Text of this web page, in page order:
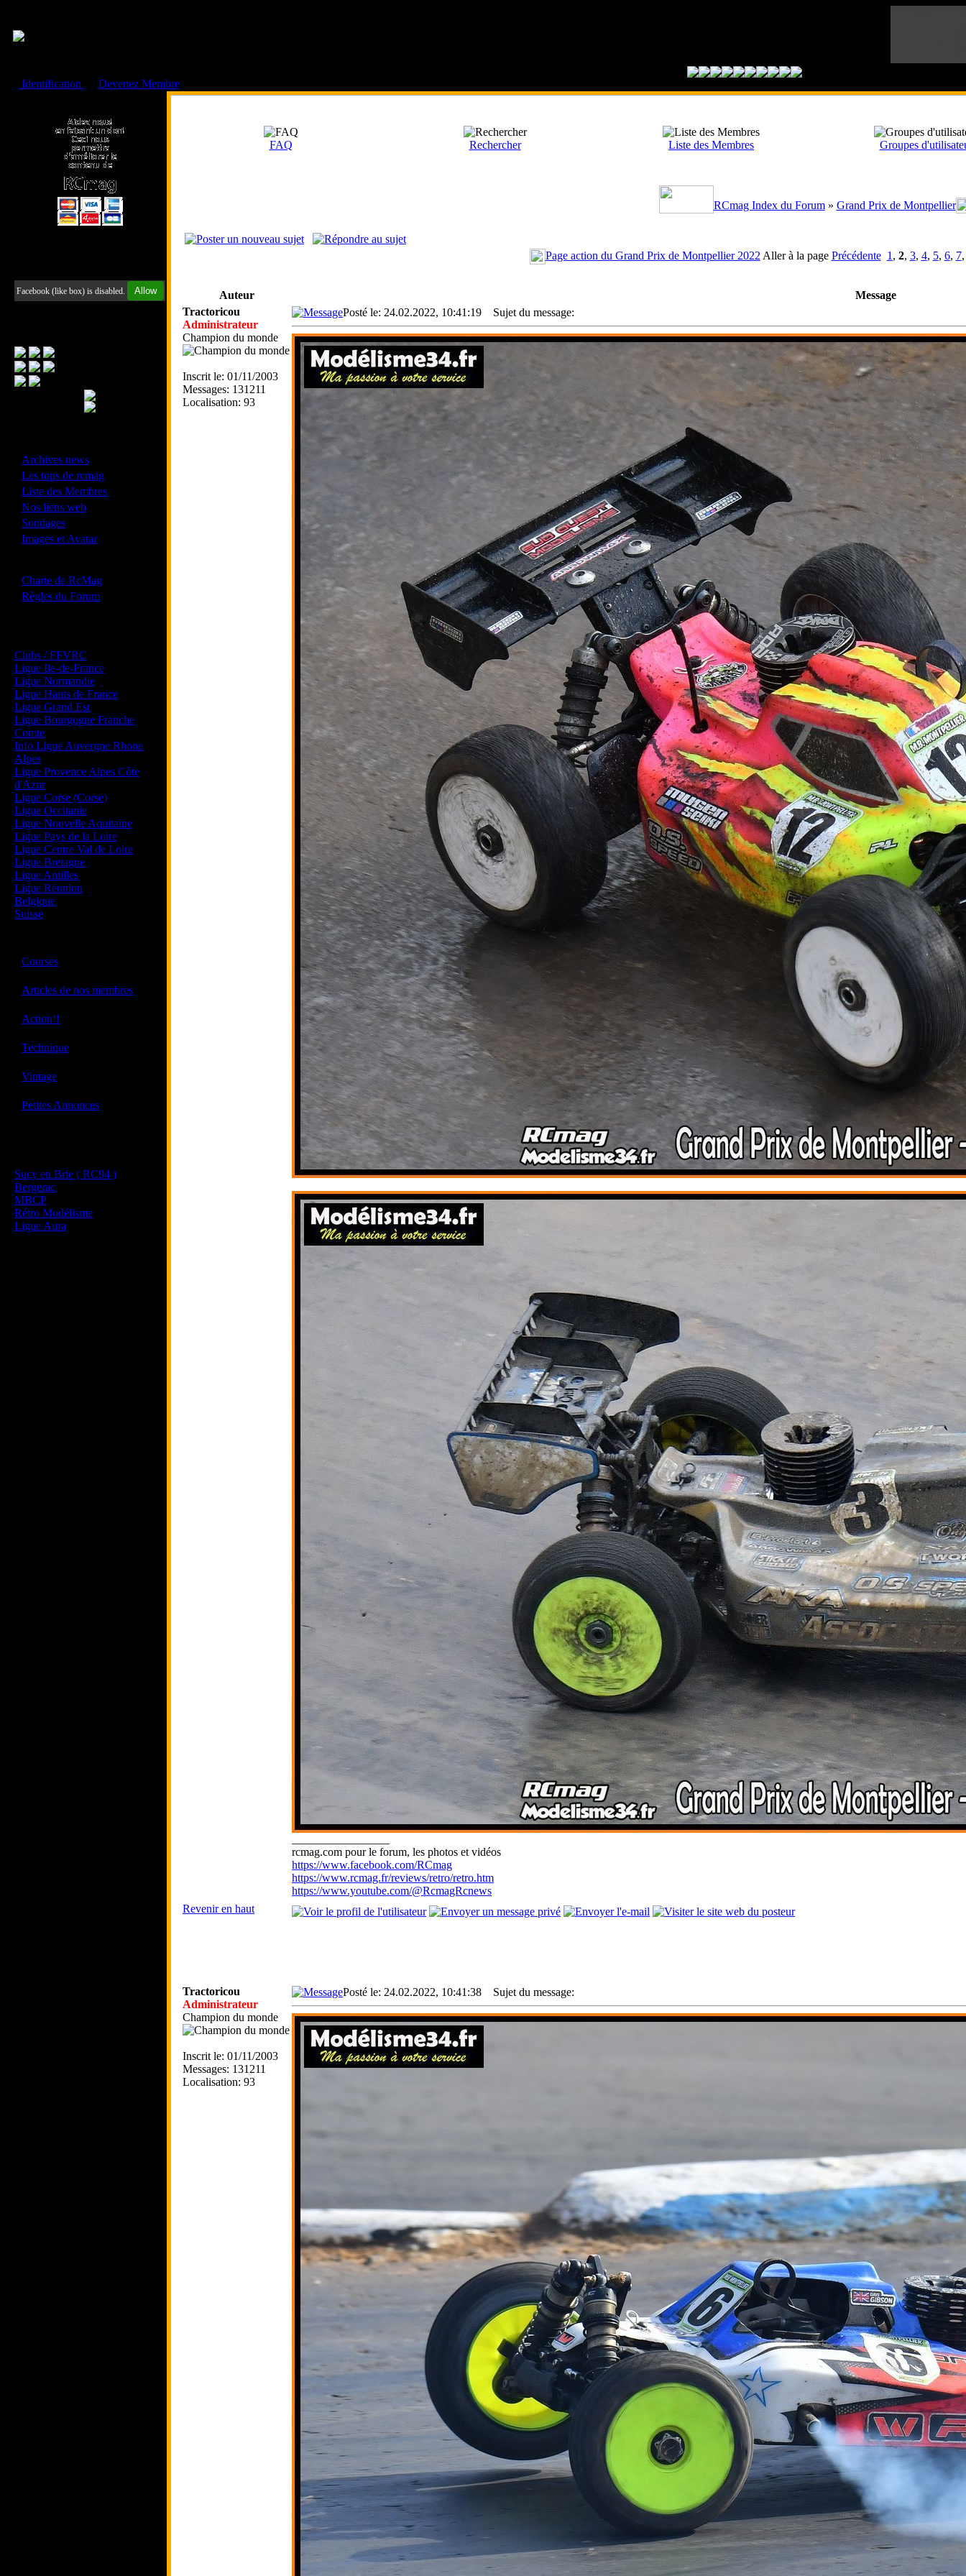
Identification
Devenez Membre
Facebook (like box) is disabled. Allow
Archives news
Les tops de rcmag
Liste des Membres
Nos liens web
Sondages
Images et Avatar
Charte de RcMag
Règles du Forum
Clubs / FFVRC
Ligue Ile-de-France
Ligue Normandie
Ligue Hauts de France
Ligue Grand Est
Ligue Bourgogne Franche
Comte
Info Ligue Auvergne Rhone
Alpes
Ligue Provence Alpes Côte
d'Azur
Ligue Corse (Corse)
Ligue Occitanie
Ligue Nouvelle Aquitaine
Ligue Pays de la Loire
Ligue Centre Val de Loire
Ligue Bretagne
Ligue Antilles
Ligue Réunion
Belgique
Suisse
Courses
Articles de nos membres
Action!!
Technique
Vintage
Petites Annonces
Sucy en Brie ( RC94 )
Bergerac
MBCP
Rétro Modélisme
Ligue Aura
FAQ Rechercher Liste des Membres Groupes
RCmag Index du Forum» Grand Prix de Montpellier
Page action du Grand Prix de Montpellier 2022 Aller à la page Précédente 1 , 2, 3, 4, 5, 6, 7
Auteur
Message
Tractoricou
Administrateur
Champion du monde
Inscrit le: 01/11/2003
Messages: 131211
Localisation: 93
Posté le: 24.02.2022, 10:41:19 Sujet du message:
rcmag.com pour le forum, les photos et vidéos
https://www.facebook.com/RCmag
https://www.rcmag.fr/reviews/retro/retro.htm
https://www.youtube.com/@RcmagRcnews
Revenir en haut
Tractoricou
Administrateur
Champion du monde
Inscrit le: 01/11/2003
Messages: 131211
Localisation: 93
Posté le: 24.02.2022, 10:41:38 Sujet du message: